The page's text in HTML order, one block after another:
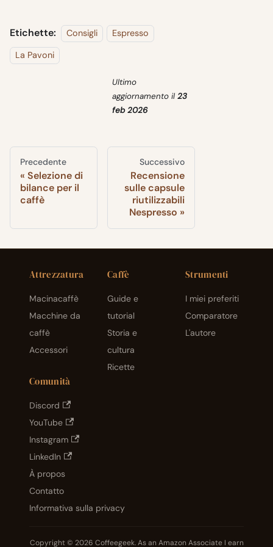
Etichette: Consigli
Espresso
La Pavoni
Ultimo
aggiornamento il 23
feb 2026
Precedente
Selezione di
bilance per il
caffè
Successivo
Recensione
sulle capsule
riutilizzabili
Nespresso
Attrezzatura
Macinacaffè
Macchine da
caffè
Accessori
Caffè
Guide e
tutorial
Storia e
cultura
Ricette
Strumenti
I miei preferiti
Comparatore
L'autore
Comunità
Discord
YouTube
Instagram
LinkedIn
À propos
Contatto
Informativa sulla privacy
Copyright © 2026 Coffeegeek. As an Amazon Associate I earn